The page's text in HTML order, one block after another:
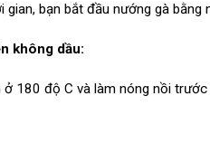
gian, bạn bắt đầu nướng gà
không dầu:
180 độ C và làm nóng nồi